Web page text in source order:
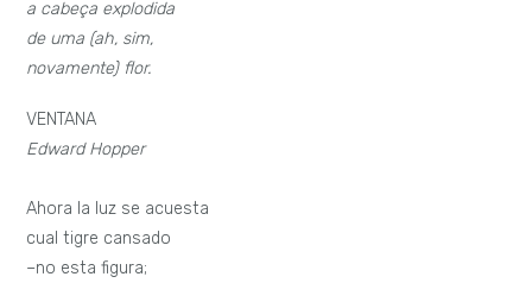
a cabeça explodida
de uma (ah, sim,
novamente) flor.
VENTANA
Edward Hopper
Ahora la luz se acuesta
cual tigre cansado
–no esta figura;